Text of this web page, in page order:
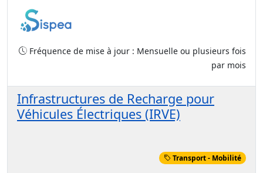
Fréquence de mise à jour : Mensuelle ou plusieurs fois
par mois
Infrastructures de Recharge pour
Véhicules Électriques (IRVE)
Transport - Mobilité